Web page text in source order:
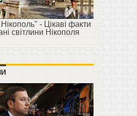
- Цікаві факти
світлини Нікополя